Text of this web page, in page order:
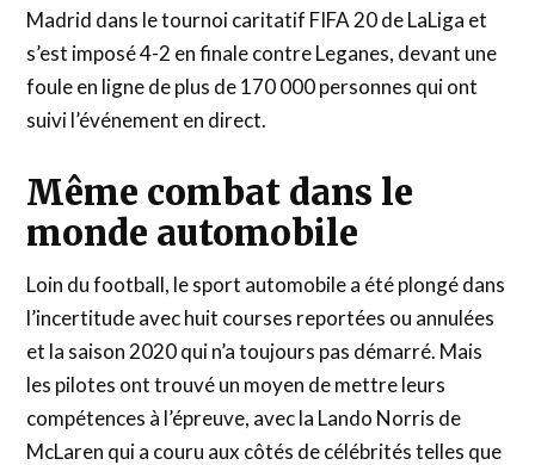
Madrid dans le tournoi caritatif FIFA 20 de LaLiga et
s’est imposé 4-2 en finale contre Leganes, devant une
foule en ligne de plus de 170 000 personnes qui ont
suivi l’événement en direct.
Même combat dans le
monde automobile
Loin du football, le sport automobile a été plongé dans
l’incertitude avec huit courses reportées ou annulées
et la saison 2020 qui n’a toujours pas démarré. Mais
les pilotes ont trouvé un moyen de mettre leurs
compétences à l’épreuve, avec la Lando Norris de
McLaren qui a couru aux côtés de célébrités telles que